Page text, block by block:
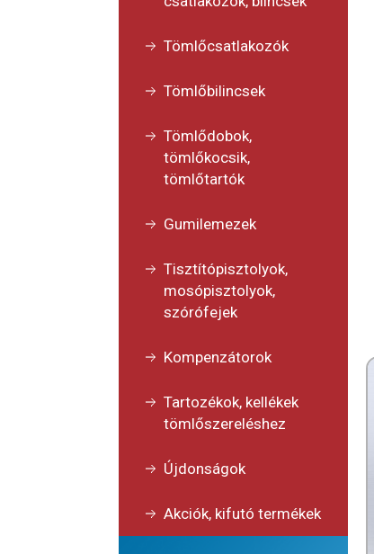
Tömlőcsatlakozók
Tömlőbilincsek
Tömlődobok,
tömlőkocsik,
tömlőtartók
Gumilemezek
Tisztítópisztolyok,
mosópisztolyok,
szórófejek
Kompenzátorok
Tartozékok, kellékek
tömlőszereléshez
Újdonságok
Akciók, kifutó termékek